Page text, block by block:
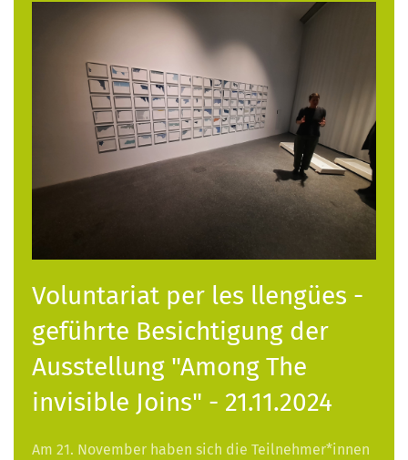
Voluntariat per les llengües -
geführte Besichtigung der
Ausstellung "Among The
invisible Joins" - 21.11.2024
Am 21. November haben sich die Teilnehmer*innen